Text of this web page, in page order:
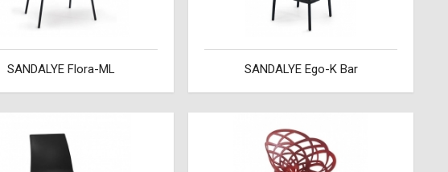
SANDALYE Flora-ML SANDALYE Ego-K Bar